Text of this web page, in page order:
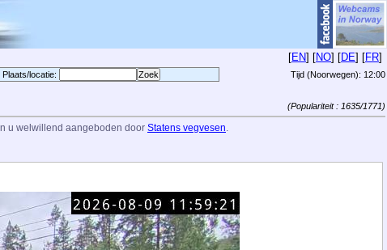
[EN] [NO] [DE] [FR]
Plaats/locatie: Tijd (Noorwegen): 12:00